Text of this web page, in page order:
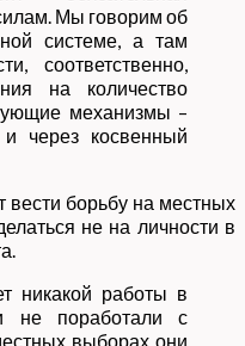
Мы говорим об
системе, а там
соответственно,
на количество
механизмы –
и через косвенный
вести борьбу на местных
не на личности в
никакой работы в
не поработали с
выборах они